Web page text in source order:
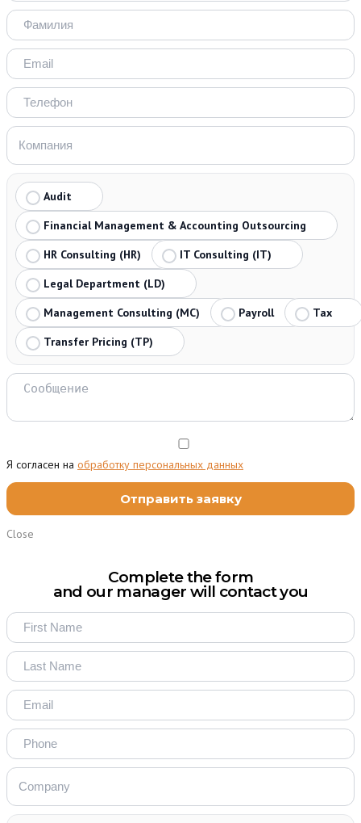
Audit
Financial Management & Accounting Outsourcing
HR Consulting (HR)
IT Consulting (IT)
Legal Department (LD)
Management Consulting (MC)
Payroll
Tax
Transfer Pricing (TP)
Я согласен на обработку персональных данных
Close
Complete the form
and our manager will contact you